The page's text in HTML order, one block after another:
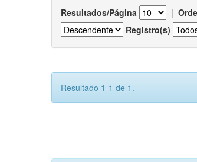
Resultados/Página |
Registro(s)
Resultado 1-1 de 1.